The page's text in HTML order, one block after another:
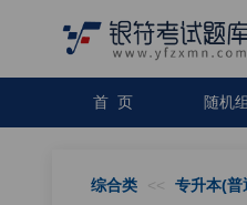
首 页 随机
综合类 << 专升本(普